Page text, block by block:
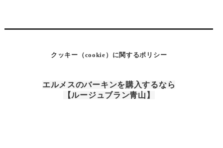
クッキー（cookie）に関するポリシー
エルメスのバーキンを購入するなら
【ルージュブラン青山】